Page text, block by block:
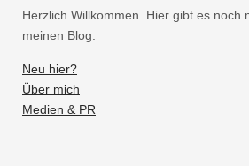
Herzlich Willkommen. Hier gibt es noch
meinen Blog:
Neu hier?
Über mich
Medien & PR